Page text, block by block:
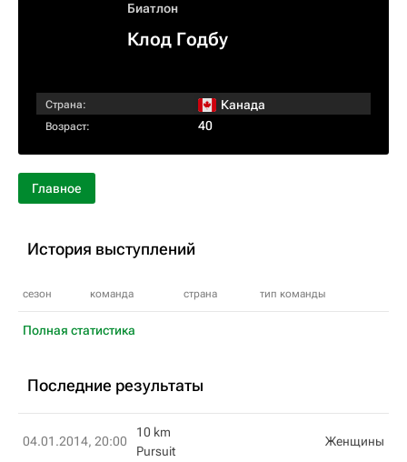
Биатлон
Клод Годбу
Страна: Канада
Возраст: 40
Главное
История выступлений
сезон команда страна тип команды
Полная статистика
Последние результаты
04.01.2014, 20:00
10 km
Pursuit
Женщины